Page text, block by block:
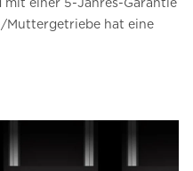
Muttergetriebe hat eine